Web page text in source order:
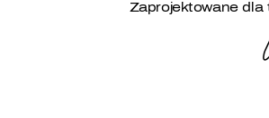
Zaprojektowane dla